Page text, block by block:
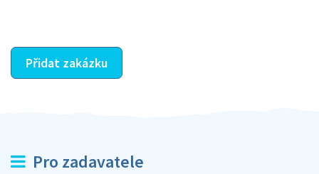
Přidat zakázku
Pro zadavatele